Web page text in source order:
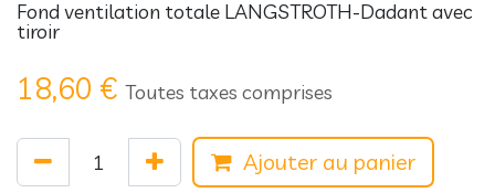
Fond ventilation totale LANGSTROTH-Dadant avec
tiroir
18,60 € Toutes taxes comprises
Ajouter au panier